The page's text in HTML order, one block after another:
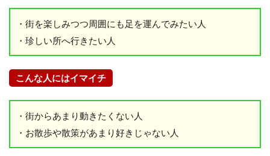
航
空
券
モ
バ
イ
ル
W
・街を楽しみつつ周囲にも足を運んでみたい人
・珍しい所へ行きたい人
こんな人にはイマイチ
・街からあまり動きたくない人
・お散歩や散策があまり好きじゃない人